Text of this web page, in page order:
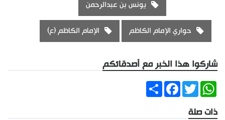
يونس بن عبدالرحمن
حواري الإمام الكاظم الإمام الكاظم (ع)
شاركوا هذا الخبر مع أصدقائكم
ShareFacebookTwitter
WhatsApp
ذات صلة